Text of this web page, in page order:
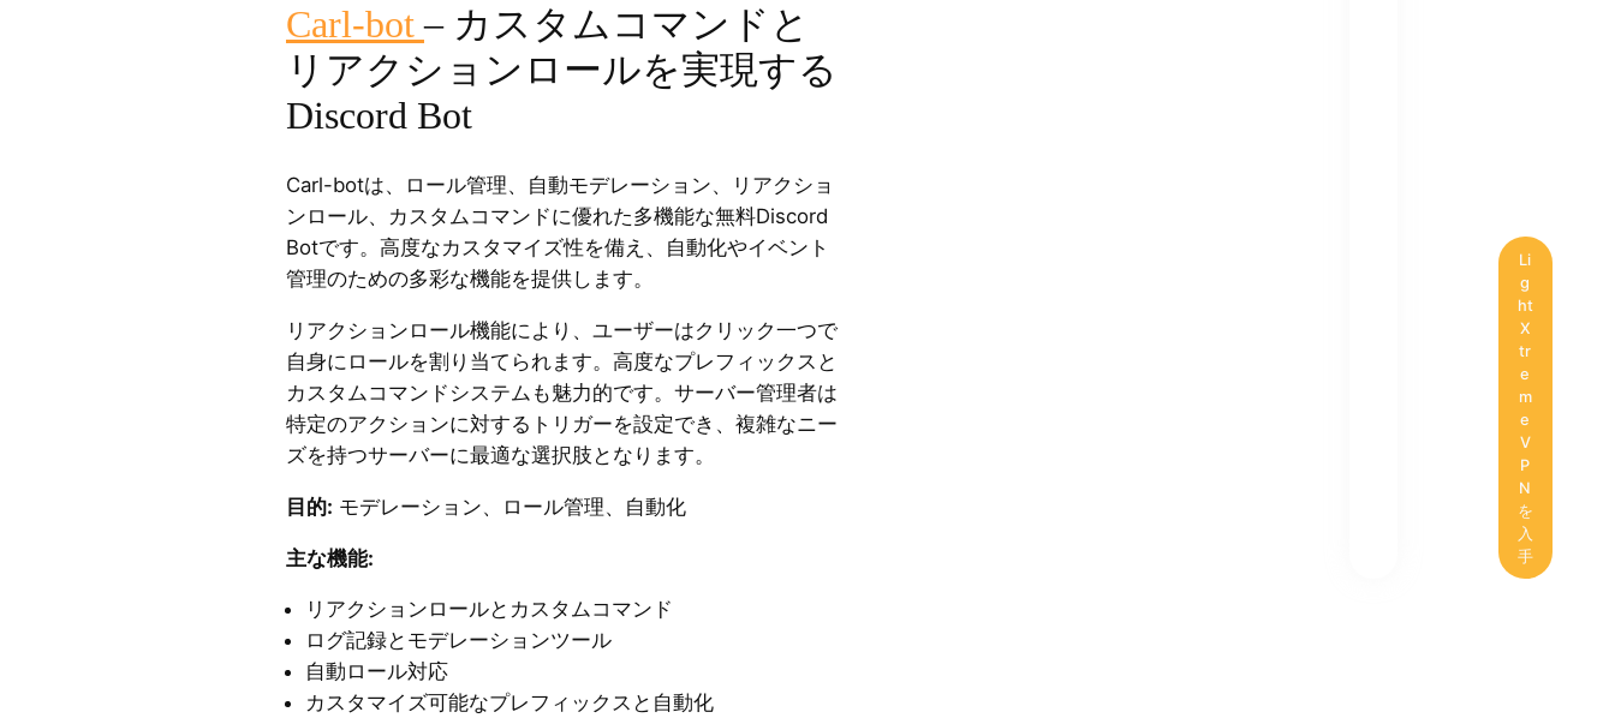
Carl-bot– カスタムコマンドと
リアクションロールを実現する
Discord Bot
Carl-botは、ロール管理、自動モデレーション、リアクショ
ンロール、カスタムコマンドに優れた多機能な無料Discord
Botです。高度なカスタマイズ性を備え、自動化やイベント
管理のための多彩な機能を提供します。
リアクションロール機能により、ユーザーはクリック一つで
自身にロールを割り当てられます。高度なプレフィックスと
カスタムコマンドシステムも魅力的です。サーバー管理者は
特定のアクションに対するトリガーを設定でき、複雑なニー
ズを持つサーバーに最適な選択肢となります。
目的: モデレーション、ロール管理、自動化
主な機能:
リアクションロールとカスタムコマンド
ログ記録とモデレーションツール
自動ロール対応
カスタマイズ可能なプレフィックスと自動化
Li
g
ht
X
tr
e
m
e
V
P
N
を
入
手